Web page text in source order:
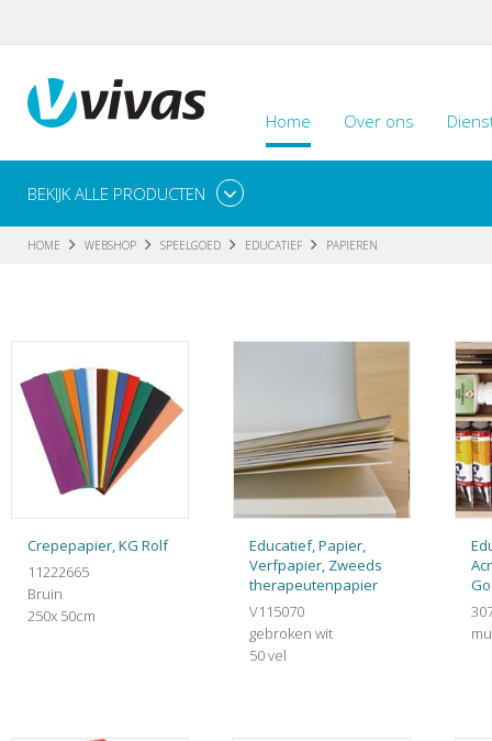
Home Over ons
BEKIJK ALLE PRODUCTEN
HOME WEBSHOP SPEELGOED EDUCATIEF PAPIEREN
Crepepapier, KG Rolf
11222665
Bruin
250x 50cm
Educatief, Papier,
Verfpapier, Zweeds
therapeutenpapier
V115070
gebroken wit
50 vel